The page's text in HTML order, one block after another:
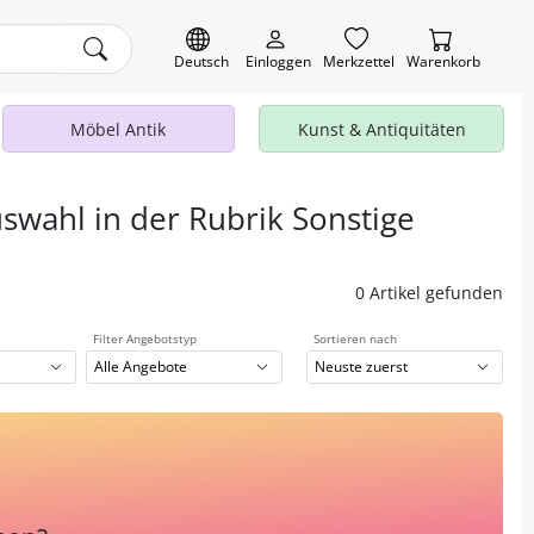
Deutsch Einloggen Merkzettel Warenkorb
Möbel Antik Kunst & Antiquitäten
in der Rubrik Sonstige
0 Artikel gefunden
Filter Angebotstyp
Alle Angebote
Sortieren nach
Neuste zuerst